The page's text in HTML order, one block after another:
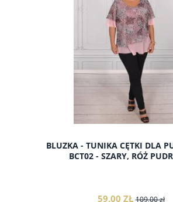
BLUZKA - TUNIKA CĘTKI DLA
BCT02 - SZARY, RÓŻ
59,00 ZŁ 109,00 zł